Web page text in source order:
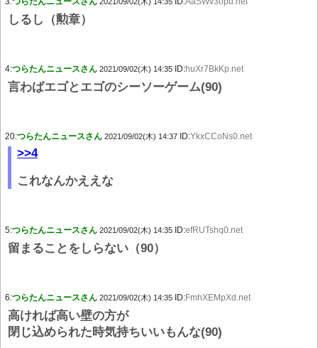
しるし（勲章）
4:つらたんニュースさん 2021/09/02(木) 14:35 ID:huXr7BkKp.net
言わばエゴとエゴのシーソーゲーム(90)
20:つらたんニュースさん 2021/09/02(木) 14:37 ID:YkxCCoNs0.net
>>4
これなんかええな
5:つらたんニュースさん 2021/09/02(木) 14:35 ID:efRUTshq0.net
留まることをしらない（90）
6:つらたんニュースさん 2021/09/02(木) 14:35 ID:FmhXEMpXd.net
高ければ高い壁の方が
閉じ込められた時気持ちいいもんな(90)